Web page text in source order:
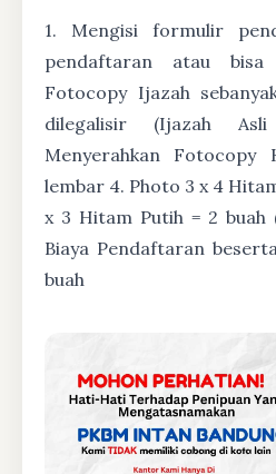
1. Mengisi formulir
pendaftaran atau bisa
Fotocopy Ijazah
dilegalisir (Ijazah
Menyerahkan Fotocopy
lembar 4. Photo 3 x 4
x 3 Hitam Putih = 2 buah
Biaya Pendaftaran
buah